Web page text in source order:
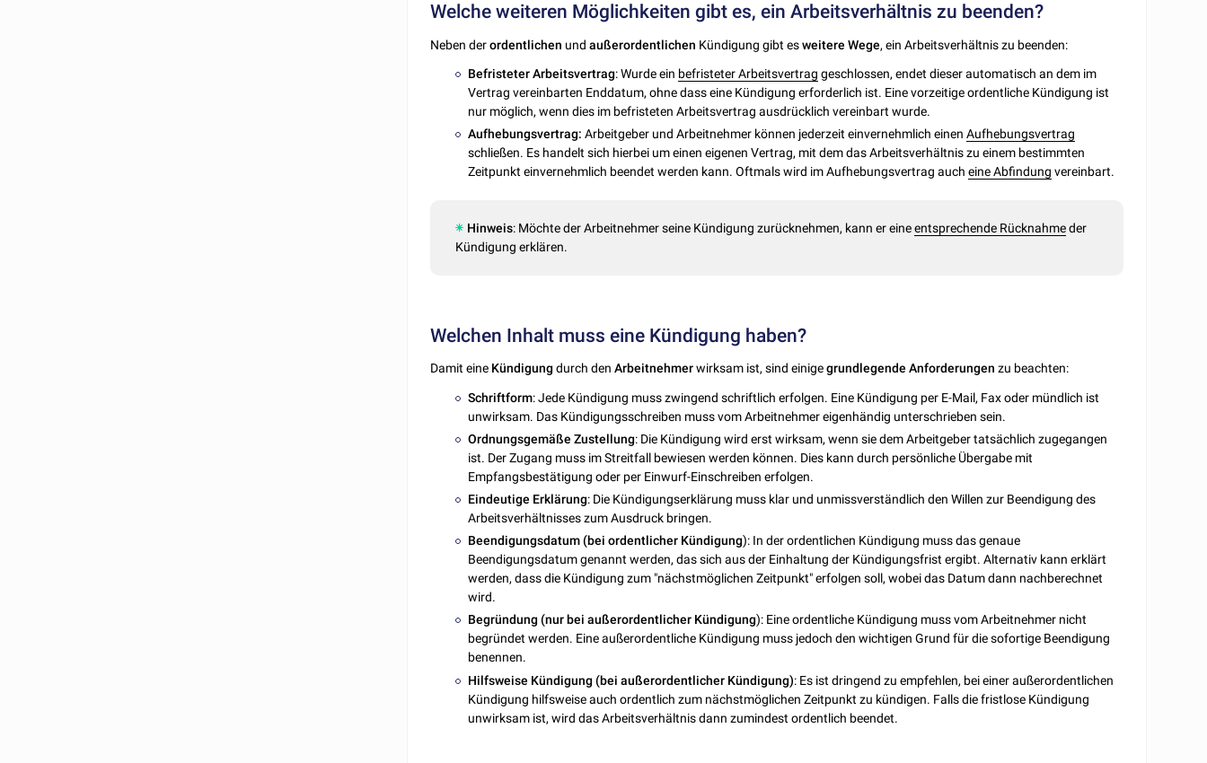
Welche weiteren Möglichkeiten gibt es, ein Arbeitsverhältnis zu beenden?
Neben derordentlichen undaußerordentlichen Kündigung gibt esweitere Wege, ein Arbeitsverhältnis zu beenden:
Befristeter Arbeitsvertrag: Wurde ein befristeter Arbeitsvertrag geschlossen, endet dieser automatisch an dem im
Vertrag vereinbarten Enddatum, ohne dass eine Kündigung erforderlich ist. Eine vorzeitige ordentliche Kündigung ist
nur möglich, wenn dies im befristeten Arbeitsvertrag ausdrücklich vereinbart wurde.
Aufhebungsvertrag: Arbeitgeber und Arbeitnehmer können jederzeit einvernehmlich einenAufhebungsvertrag
schließen. Es handelt sich hierbei um einen eigenen Vertrag, mit dem das Arbeitsverhältnis zu einem bestimmten
Zeitpunkt einvernehmlich beendet werden kann. Oftmals wird im Aufhebungsvertrag aucheine Abfindung vereinbart.
Hinweis: Möchte der Arbeitnehmer seine Kündigung zurücknehmen, kann er eineentsprechende Rücknahmeder
Kündigung erklären.
Welchen Inhalt muss eine Kündigung haben?
Damit eine Kündigung durch denArbeitnehmerwirksam ist, sind einigegrundlegende Anforderungen zu beachten:
Schriftform: Jede Kündigung muss zwingend schriftlich erfolgen. Eine Kündigung per E-Mail, Fax oder mündlich ist
unwirksam. Das Kündigungsschreiben muss vom Arbeitnehmer eigenhändig unterschrieben sein.
Ordnungsgemäße Zustellung: Die Kündigung wird erst wirksam, wenn sie dem Arbeitgeber tatsächlich zugegangen
ist. Der Zugang muss im Streitfall bewiesen werden können. Dies kann durch persönliche Übergabe mit
Empfangsbestätigung oder per Einwurf-Einschreiben erfolgen.
Eindeutige Erklärung: Die Kündigungserklärung muss klar und unmissverständlich den Willen zur Beendigung des
Arbeitsverhältnisses zum Ausdruck bringen.
Beendigungsdatum (bei ordentlicher Kündigung): In der ordentlichen Kündigung muss das genaue
Beendigungsdatum genannt werden, das sich aus der Einhaltung der Kündigungsfrist ergibt. Alternativ kann erklärt
werden, dass die Kündigung zum "nächstmöglichen Zeitpunkt" erfolgen soll, wobei das Datum dann nachberechnet
wird.
Begründung (nur bei außerordentlicher Kündigung): Eine ordentliche Kündigung muss vom Arbeitnehmer nicht
begründet werden. Eine außerordentliche Kündigung muss jedoch den wichtigen Grund für die sofortige Beendigung
benennen.
Hilfsweise Kündigung (bei außerordentlicher Kündigung): Es ist dringend zu empfehlen, bei einer außerordentlichen
Kündigung hilfsweise auch ordentlich zum nächstmöglichen Zeitpunkt zu kündigen. Falls die fristlose Kündigung
unwirksam ist, wird das Arbeitsverhältnis dann zumindest ordentlich beendet.